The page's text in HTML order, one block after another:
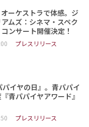
ーケストラで体感。ジ
ムズ：シネマ・スペク
ンサート開催決定！
プレスリリース
イヤの日』。青パパイ
青パパイヤアワード』
プレスリリース